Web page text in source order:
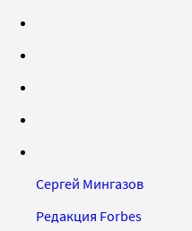
Сергей Мингазов
Редакция Forbes